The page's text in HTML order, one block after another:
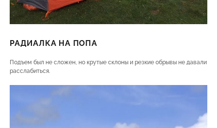
РАДИАЛКА НА ПОПА
Подъем был не сложен, но крутые склоны и резкие обрывы не давали
расслабиться.